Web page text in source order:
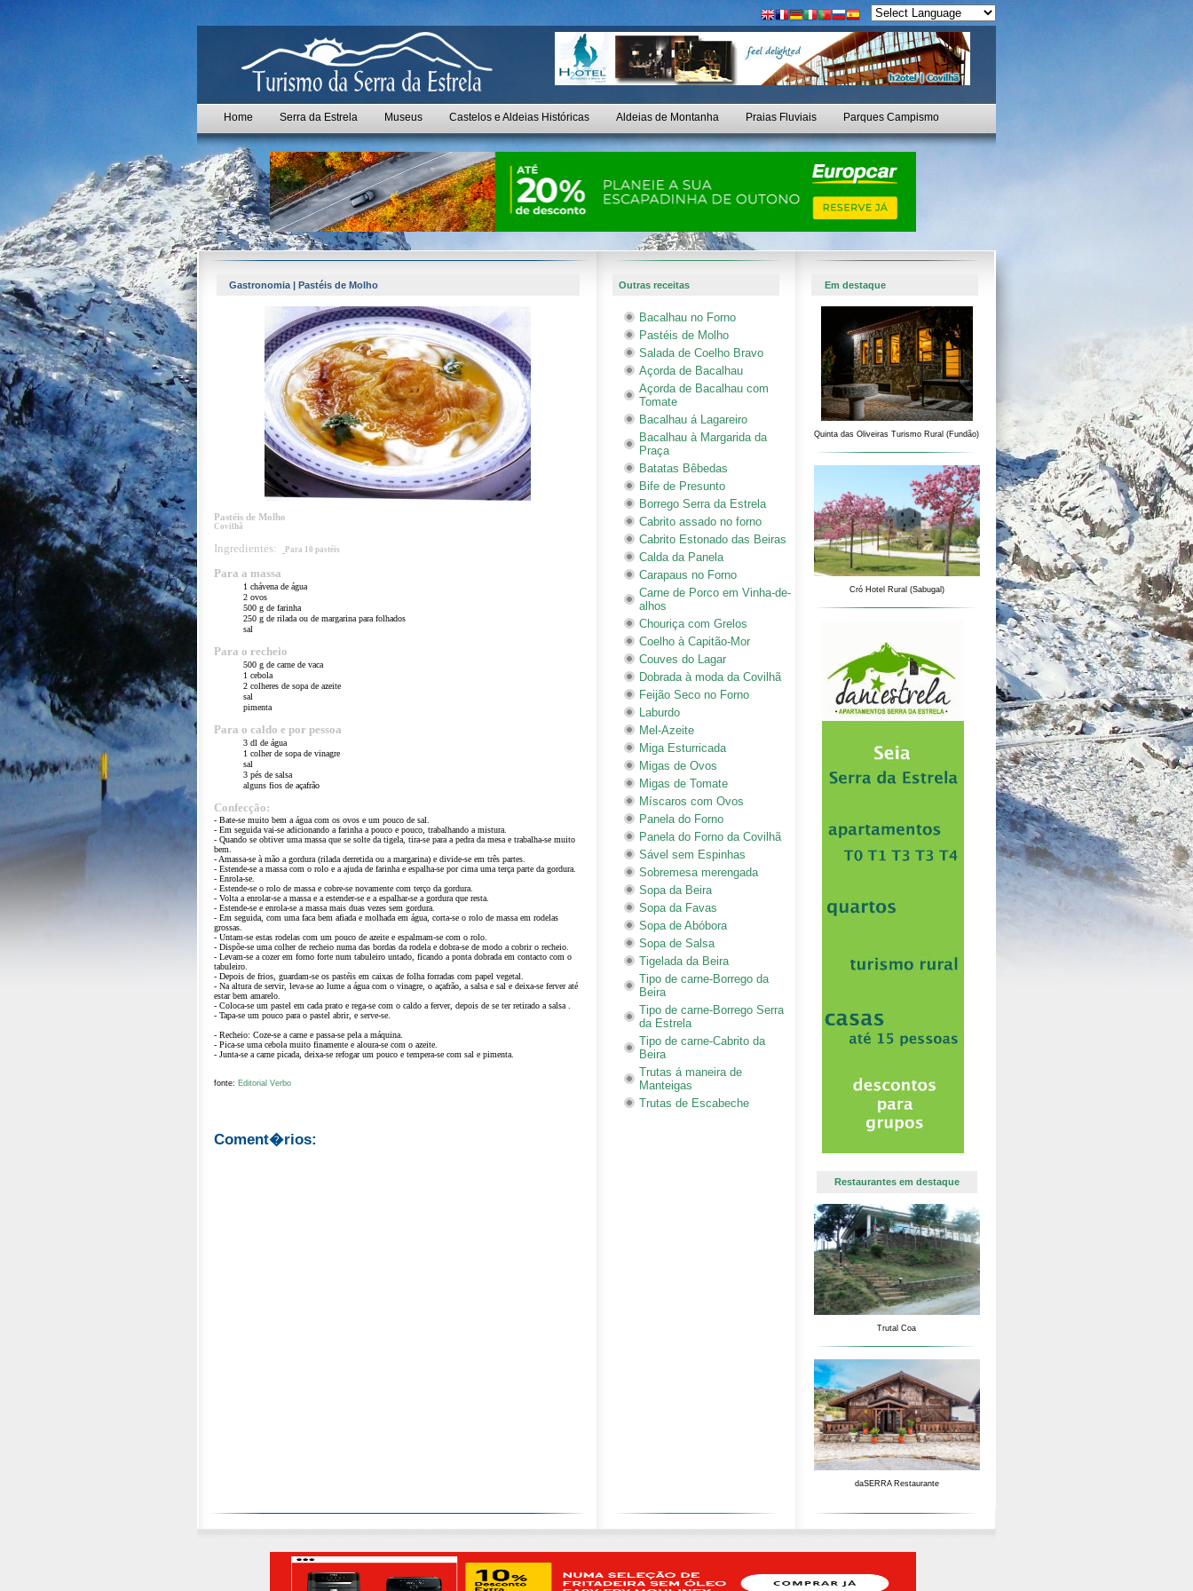
Home Serra da Estrela Museus Castelos e Aldeias Históricas Aldeias de Montanha Praias Fluviais Parques Campismo
Gastronomia | Pastéis de Molho Outras receitas Em destaque
Pastéis de Molho
Covilhã
Ingredientes: Para 10 pastéis
Para a massa
1 chávena de água
2 ovos
500 g de farinha
250 g de rilada ou de margarina para folhados
sal
Para o recheio
500 g de carne de vaca
1 cebola
2 colheres de sopa de azeite
sal
pimenta
Para o caldo e por pessoa
3 dl de água
1 colher de sopa de vinagre
sal
3 pés de salsa
alguns fios de açafrão
Confecção:
- Bate-se muito bem a água com os ovos e um pouco de sal.
- Em seguida vai-se adicionando a farinha a pouco e pouco, trabalhando a mistura.
- Quando se obtiver uma massa que se solte da tigela, tira-se para a pedra da mesa e trabalha-se muito
bem.
- Amassa-se à mão a gordura (rilada derretida ou a margarina) e divide-se em três partes.
- Estende-se a massa com o rolo e a ajuda de farinha e espalha-se por cima uma terça parte da gordura.
- Enrola-se.
- Estende-se o rolo de massa e cobre-se novamente com terço da gordura.
- Volta a enrolar-se a massa e a estender-se e a espalhar-se a gordura que resta.
- Estende-se e enrola-se a massa mais duas vezes sem gordura.
- Em seguida, com uma faca bem afiada e molhada em água, corta-se o rolo de massa em rodelas
grossas.
- Untam-se estas rodelas com um pouco de azeite e espalmam-se com o rolo.
- Dispõe-se uma colher de recheio numa das bordas da rodela e dobra-se de modo a cobrir o recheio.
- Levam-se a cozer em forno forte num tabuleiro untado, ficando a ponta dobrada em contacto com o
tabuleiro.
- Depois de frios, guardam-se os pastéis em caixas de folha forradas com papel vegetal.
- Na altura de servir, leva-se ao lume a água com o vinagre, o açafrão, a salsa e sal e deixa-se ferver até
estar bem amarelo.
- Coloca-se um pastel em cada prato e rega-se com o caldo a ferver, depois de se ter retirado a salsa .
- Tapa-se um pouco para o pastel abrir, e serve-se.
- Recheio: Coze-se a carne e passa-se pela a máquina.
- Pica-se uma cebola muito finamente e aloura-se com o azeite.
- Junta-se a carne picada, deixa-se refogar um pouco e tempera-se com sal e pimenta.
fonte: Editorial Verbo
Coment�rios:
Bacalhau no Forno
Pastéis de Molho
Salada de Coelho Bravo
Açorda de Bacalhau
Açorda de Bacalhau com
Tomate
Bacalhau á Lagareiro
Bacalhau à Margarida da
Praça
Batatas Bêbedas
Bife de Presunto
Borrego Serra da Estrela
Cabrito assado no forno
Cabrito Estonado das Beiras
Calda da Panela
Carapaus no Forno
Carne de Porco em Vinha-de-
alhos
Chouriça com Grelos
Coelho à Capitão-Mor
Couves do Lagar
Dobrada à moda da Covilhã
Feijão Seco no Forno
Laburdo
Mel-Azeite
Miga Esturricada
Migas de Ovos
Migas de Tomate
Míscaros com Ovos
Panela do Forno
Panela do Forno da Covilhã
Sável sem Espinhas
Sobremesa merengada
Sopa da Beira
Sopa da Favas
Sopa de Abóbora
Sopa de Salsa
Tigelada da Beira
Tipo de carne-Borrego da
Beira
Tipo de carne-Borrego Serra
da Estrela
Tipo de carne-Cabrito da
Beira
Trutas á maneira de
Manteigas
Trutas de Escabeche
Quinta das Oliveiras Turismo Rural (Fundão)
Cró Hotel Rural (Sabugal)
Restaurantes em destaque
Trutal Coa
daSERRA Restaurante